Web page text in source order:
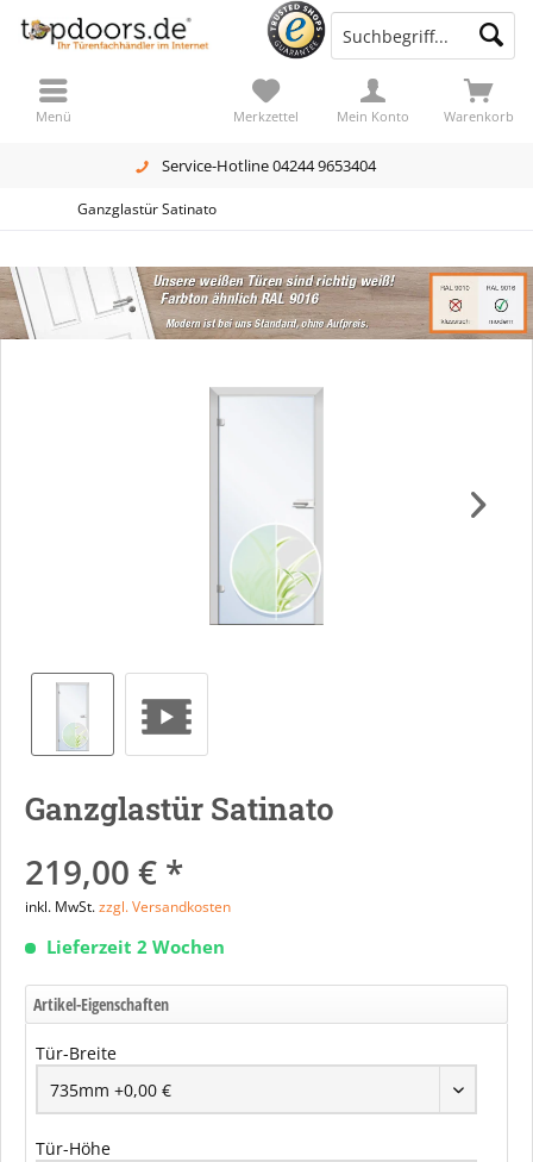
Service-Hotline 04244 9653404
Warenkorb
Merkzettel Mein Konto
Menü
Ganzglastür Satinato
Ganzglastür Satinato
219,00 € *
inkl. MwSt.zzgl. Versandkosten
Lieferzeit 2 Wochen
Artikel-Eigenschaften
Tür-Breite
Tür-Höhe